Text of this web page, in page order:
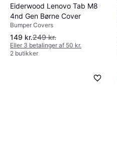
Eiderwood Lenovo Tab M8
4nd Gen Børne Cover
Bumper Covers
149 kr.249 kr.
Eller 3 betalinger af 50 kr.
2 butikker